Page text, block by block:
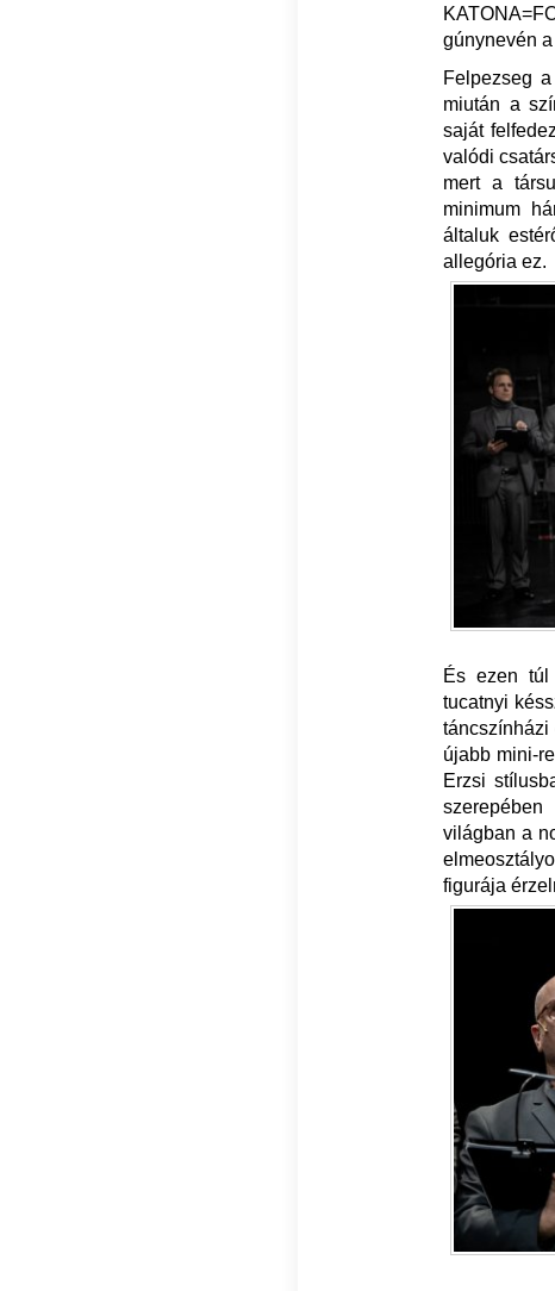
gúnynevén
Felpezseg
miután a
saját
valódi
mert a
minimum
általuk
allegória ez.
És ezen túl
tucatnyi
újabb mini-
Erzsi
világban a
figurája